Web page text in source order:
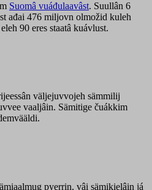
Suomâ vuáđulaavâst. Suullân 6
ađai 476 miljovn olmožid kuleh
90 eres staatâ kuávlust.
väljejuvvojeh sämmilij
vaaljâin. Sämitige čuákkim
pyerrin, vâi sämikielâin já